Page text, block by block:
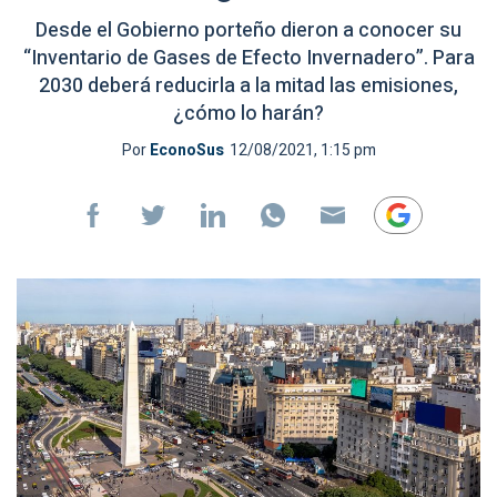
Desde el Gobierno porteño dieron a conocer su
“Inventario de Gases de Efecto Invernadero”. Para
2030 deberá reducirla a la mitad las emisiones,
¿cómo lo harán?
PorEconoSus 12/08/2021, 1:15 pm